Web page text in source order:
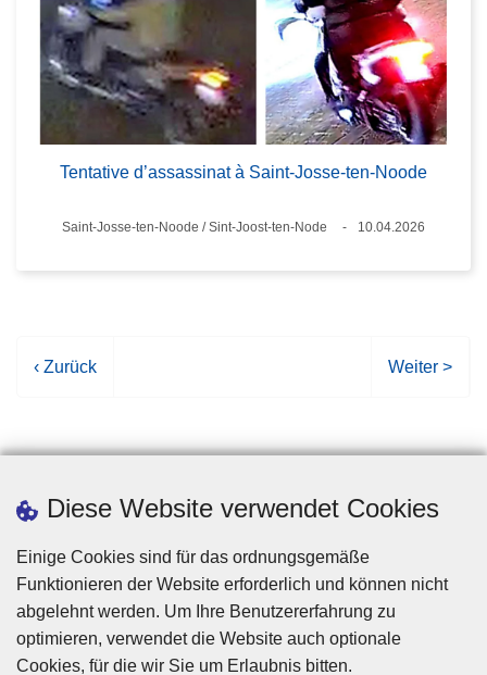
Diese Website verwendet Cookies
Einige Cookies sind für das ordnungsgemäße
Funktionieren der Website erforderlich und können nicht
abgelehnt werden. Um Ihre Benutzererfahrung zu
optimieren, verwendet die Website auch optionale
Cookies, für die wir Sie um Erlaubnis bitten.
Tentative d’assassinat à Saint-Josse-ten-Noode
Standort
Saint-Josse-ten-Noode / Sint-Joost-ten-Node
10.04.2026
V
h
g
e
S
e
i
‹ Zurück
N
h
t
e
i
t
Weiter >
Disclaimer